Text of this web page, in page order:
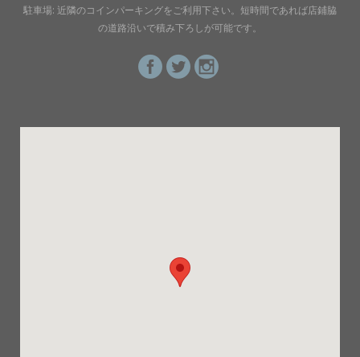
駐車場: 近隣のコインパーキングをご利用下さい。短時間であれば店鋪脇
の道路沿いで積み下ろしが可能です。